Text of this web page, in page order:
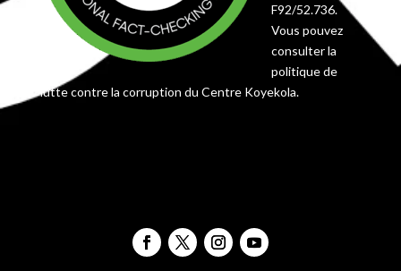
F92/52.736.
Vous pouvez
consulter la
politique de
lutte contre la corruption du Centre Koyekola.